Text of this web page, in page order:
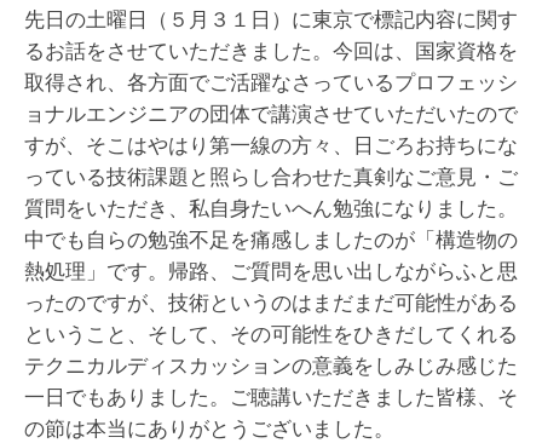
先日の土曜日（５月３１日）に東京で標記内容に関す
るお話をさせていただきました。今回は、国家資格を
取得され、各方面でご活躍なさっているプロフェッシ
ョナルエンジニアの団体で講演させていただいたので
すが、そこはやはり第一線の方々、日ごろお持ちにな
っている技術課題と照らし合わせた真剣なご意見・ご
質問をいただき、私自身たいへん勉強になりました。
中でも自らの勉強不足を痛感しましたのが「構造物の
熱処理」です。帰路、ご質問を思い出しながらふと思
ったのですが、技術というのはまだまだ可能性がある
ということ、そして、その可能性をひきだしてくれる
テクニカルディスカッションの意義をしみじみ感じた
一日でもありました。ご聴講いただきました皆様、そ
の節は本当にありがとうございました。